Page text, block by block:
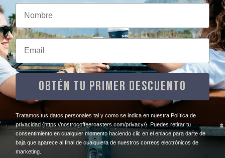
Nombre
Email
OBTÉN TU PRIMER DESCUENTO
​Tratamos tus datos personales tal y como se indica en nuestra Política de
privacidad {https://nostrocoffeeroasters.com/privacy/} . Puedes retirar tu
consentimiento en cualquier momento haciendo clic en el enlace para darte de
baja que aparece al final de cualquiera de nuestros correos electrónicos de
marketing.